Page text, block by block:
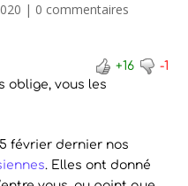
| 0 commentaires
+16
-1
oblige, vous les
février dernier nos
. Elles ont donné